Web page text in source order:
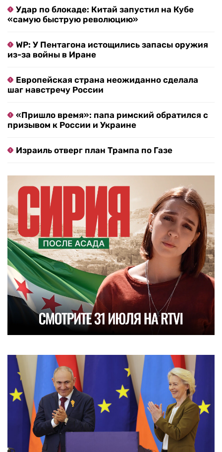
Удар по блокаде: Китай запустил на Кубе
«самую быструю революцию»
WP: У Пентагона истощились запасы оружия
из-за войны в Иране
Европейская страна неожиданно сделала
шаг навстречу России
«Пришло время»: папа римский обратился с
призывом к России и Украине
Израиль отверг план Трампа по Газе